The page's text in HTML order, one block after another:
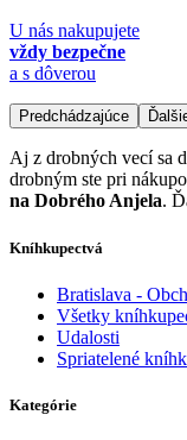
U nás nakupujete
vždy bezpečne
a s dôverou
Predchádzajúce
Aj z drobných vecí sa
drobným ste pri
na Dobrého Anjela.
Kníhkupectvá
Bratislava -
Všetky
Udalosti
Spriatelené
Kategórie